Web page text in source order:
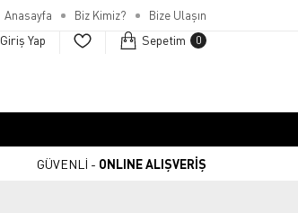
Anasayfa Biz Kimiz? Bize Ulaşın
Giriş Yap Sepetim 0
GÜVENLİ - ONLINE ALIŞVERİŞ